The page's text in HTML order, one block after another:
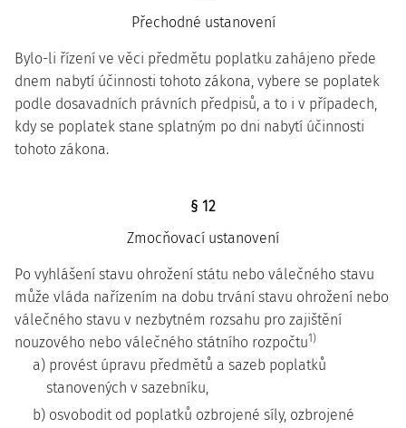
Přechodné ustanovení
Bylo-li řízení ve věci předmětu poplatku zahájeno přede
dnem nabytí účinnosti tohoto zákona, vybere se poplatek
podle dosavadních právních předpisů, a to i v případech,
kdy se poplatek stane splatným po dni nabytí účinnosti
tohoto zákona.
§ 12
Zmocňovací ustanovení
Po vyhlášení stavu ohrožení státu nebo válečného stavu
může vláda nařízením na dobu trvání stavu ohrožení nebo
válečného stavu v nezbytném rozsahu pro zajištění
nouzového nebo válečného státního rozpočtu1)
a) provést úpravu předmětů a sazeb poplatků
stanovených v sazebníku,
b) osvobodit od poplatků ozbrojené síly, ozbrojené